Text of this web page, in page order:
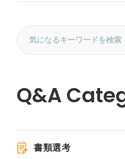
書類選考